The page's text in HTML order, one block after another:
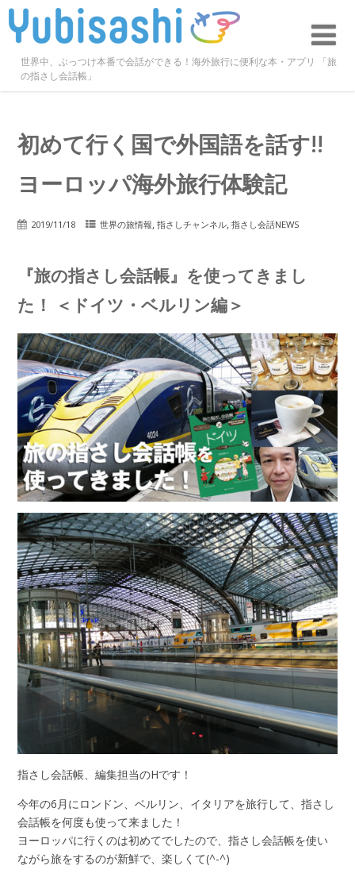
世界中、ぶっつけ本番で会話ができる！海外旅行に便利な本・アプリ 「旅
の指さし会話帳」
初めて行く国で外国語を話す!!
ヨーロッパ海外旅行体験記
2019/11/18 世界の旅情報, 指さしチャンネル, 指さし会話NEWS
『旅の指さし会話帳』を使ってきまし
た！ ＜ドイツ・ベルリン編＞
指さし会話帳、編集担当のHです！
今年の6月にロンドン、ベルリン、イタリアを旅行して、指さし
会話帳を何度も使って来ました！
ヨーロッパに行くのは初めてでしたので、指さし会話帳を使い
ながら旅をするのが新鮮で、楽しくて(^-^)